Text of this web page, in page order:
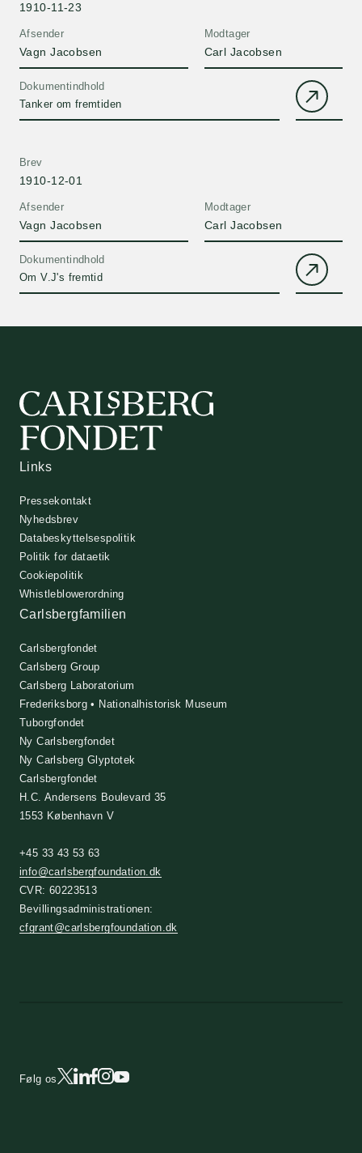
Afsender
Vagn Jacobsen
1910-11-23
Modtager
Carl Jacobsen
Dokumentindhold
Tanker om fremtiden
Afsender
Vagn Jacobsen
Brev
1910-12-01
Modtager
Carl Jacobsen
Dokumentindhold
Om V.J's fremtid
Links
Pressekontakt
Nyhedsbrev
Databeskyttelsespolitik
Politik for dataetik
Cookiepolitik
Whistleblowerordning
Carlsbergfamilien
Carlsbergfondet
Carlsberg Group
Carlsberg Laboratorium
Frederiksborg • Nationalhistorisk Museum
Tuborgfondet
Ny Carlsbergfondet
Ny Carlsberg Glyptotek
Carlsbergfondet
H.C. Andersens Boulevard 35
1553 København V
+45 33 43 53 63
info@carlsbergfoundation.dk
CVR: 60223513
Bevillingsadministrationen:
cfgrant@carlsbergfoundation.dk
Følg os